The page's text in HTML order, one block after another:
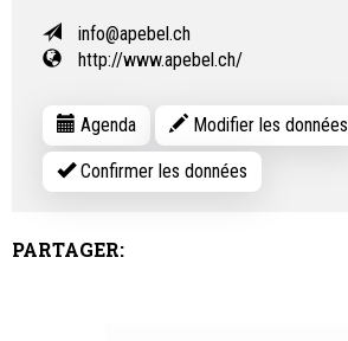
info@apebel.ch
http://www.apebel.ch/
Agenda Modifier les données
Confirmer les données
PARTAGER: